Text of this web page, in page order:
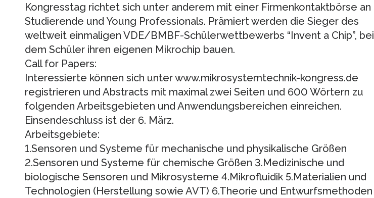
Kongresstag richtet sich unter anderem mit einer Firmenkontaktbörse an
Studierende und Young Professionals. Prämiert werden die Sieger des
weltweit einmaligen VDE/BMBF-Schülerwettbewerbs “Invent a Chip”, bei
dem Schüler ihren eigenen Mikrochip bauen.
Call for Papers:
Interessierte können sich unter www.mikrosystemtechnik-kongress.de
registrieren und Abstracts mit maximal zwei Seiten und 600 Wörtern zu
folgenden Arbeitsgebieten und Anwendungsbereichen einreichen.
Einsendeschluss ist der 6. März.
Arbeitsgebiete:
1.Sensoren und Systeme für mechanische und physikalische Größen
2.Sensoren und Systeme für chemische Größen 3.Medizinische und
biologische Sensoren und Mikrosysteme 4.Mikrofluidik 5.Materialien und
Technologien (Herstellung sowie AVT) 6.Theorie und Entwurfsmethoden